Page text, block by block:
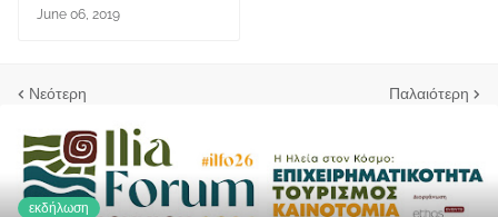
June 06, 2019
Νεότερη Παλαιότερη
εκδήλωση